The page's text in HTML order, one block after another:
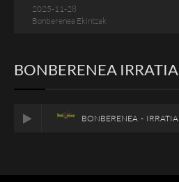
2025-11-28
Bonberenea Ekintzak
BONBERENEA IRRATIA
BONBERENEA - IRRATIA